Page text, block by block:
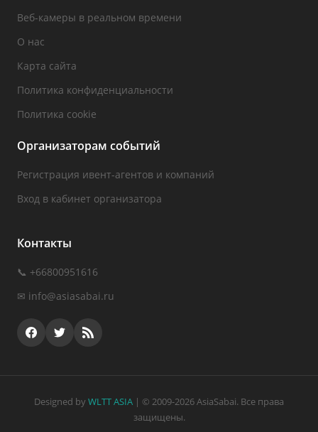
Веб-камеры в реальном времени
О нас
Карта сайта
Политика конфиденциальности
Политика cookie
Организаторам событий
Регистрация ивент-агентов и компаний
Вход в кабинет организатора
Контакты
📞 +66800951616
✉ info@asiasabai.ru
Designed by WLTT ASIA | © 2009-2026 AsiaSabai. Все права
защищены.